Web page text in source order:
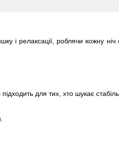
і релаксації, роблячи кожну
для тих, хто шукає